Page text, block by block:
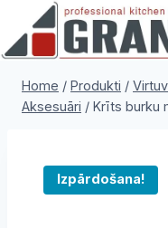
content
Home / Produkti /
Aksesuāri / Krīts burku
Izpārdošana!